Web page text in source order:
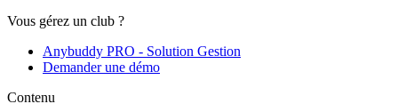
Vous gérez un club ?
Anybuddy PRO - Solution Gestion
Demander une démo
Contenu